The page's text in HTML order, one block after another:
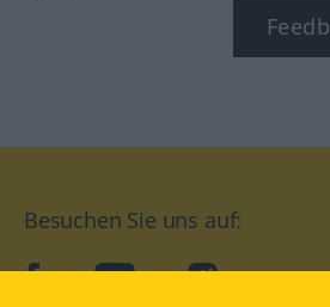
Besuchen Sie uns auf:
facebookYouTube Instagram